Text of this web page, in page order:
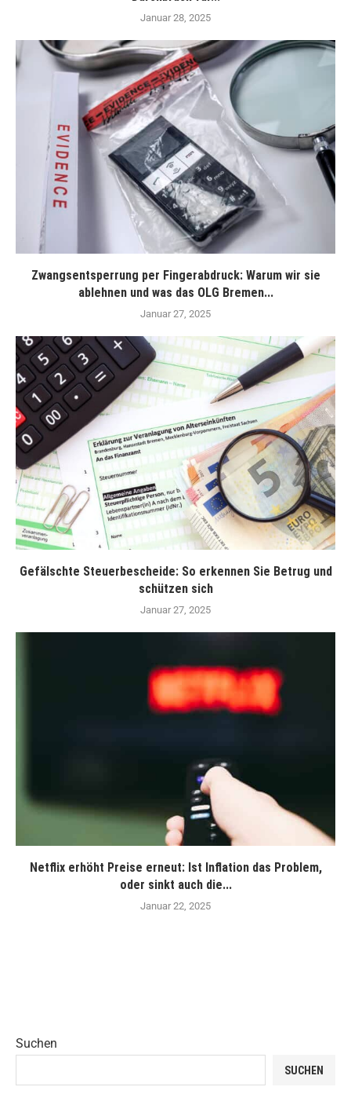
Januar 28, 2025
Zwangsentsperrung per Fingerabdruck: Warum wir sie
ablehnen und was das OLG Bremen...
Januar 27, 2025
Gefälschte Steuerbescheide: So erkennen Sie Betrug und
schützen sich
Januar 27, 2025
Netflix erhöht Preise erneut: Ist Inflation das Problem,
oder sinkt auch die...
Januar 22, 2025
Suchen
SUCHEN